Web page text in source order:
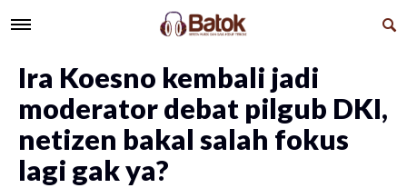
Ira Koesno kembali jadi
moderator debat pilgub DKI,
netizen bakal salah fokus
lagi gak ya?